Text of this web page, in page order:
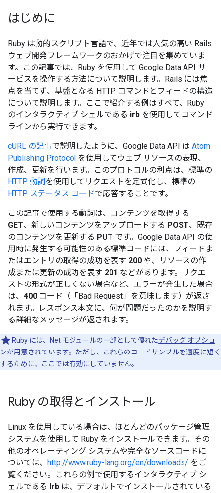
はじめに
Ruby は動的スクリプト言語で、近年では人気の高い Rails
ウェブ開発フレームワークのおかげで注目を集めていま
す。この記事では、Ruby を使用して Google Data API サ
ービスを操作する方法について説明します。Rails には焦
点を当てず、基盤となる HTTP コマンドとフィードの構造
について説明します。ここで紹介する例はすべて、Ruby
のインタラクティブ シェルである irb を使用してコマンド
ラインから実行できます。
cURL の記事で説明したように、Google Data API は Atom
Publishing Protocol を使用してウェブ リソースの表現、
作成、更新を行います。このプロトコルの利点は、標準の
HTTP 動詞を使用してリクエストを定式化し、標準の
HTTP ステータス コードで応答することです。
この記事で使用する動詞は、コンテンツを取得する
GET、新しいコンテンツをアップロードする POST、既存
のコンテンツを更新する PUT です。Google Data API の使
用時に発生する可能性のある標準コードには、フィードま
たはエントリの取得の成功を表す 200 や、リソースの作
成または更新の成功を表す 201 などがあります。リクエ
ストの形式が正しくない場合など、エラーが発生した場合
は、 400 コード（「Bad Request」を意味します）が返さ
れます。レスポンス本文に、何が問題だったのかを説明す
る詳細なメッセージが返されます。
Ruby には、Net モジュールの一部として優れたデバッグ オプショ
ンが用意されています。ただし、これらのコードサンプルを適度に短く
するために、ここでは有効にしていません。
Ruby の取得とインストール
Linux を使用している場合は、ほとんどのパッケージ管理
システムを使用して Ruby をインストールできます。その
他のオペレーティング システムや完全なソースコードに
ついては、 http://www.ruby-lang.org/en/downloads/ をご
覧ください。これらの例で使用するインタラクティブ シ
ェルである Irb は、デフォルトでインストールされている